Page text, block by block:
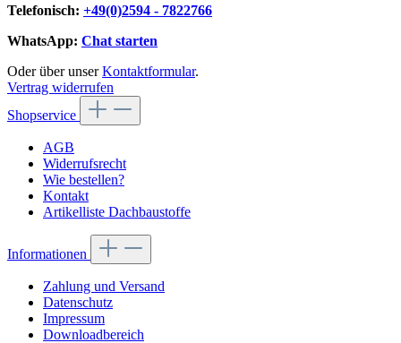
Telefonisch: +49(0)2594 - 7822766
WhatsApp: Chat starten
Oder über unserKontaktformular.
Vertrag widerrufen
Shopservice
AGB
Widerrufsrecht
Wie bestellen?
Kontakt
Artikelliste Dachbaustoffe
Informationen
Zahlung und Versand
Datenschutz
Impressum
Downloadbereich